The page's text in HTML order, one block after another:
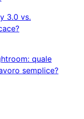
3.0 vs.
quale
semplice?